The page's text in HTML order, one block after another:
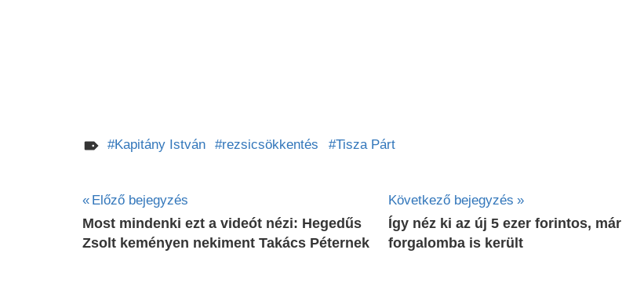
Kapitány István rezsicsökkentés Tisza Párt
Bejegyzés
navigáció
Előző bejegyzés
Most mindenki ezt a videót nézi: Hegedűs
Zsolt keményen nekiment Takács Péternek
Következő bejegyzés
Így néz ki az új 5 ezer forintos, már
forgalomba is került